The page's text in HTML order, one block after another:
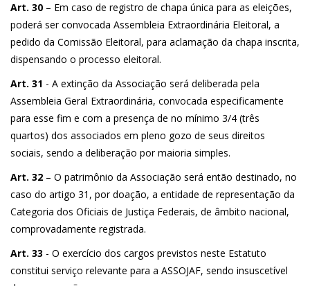
Art. 30 – Em caso de registro de chapa única para as eleições,
poderá ser convocada Assembleia Extraordinária Eleitoral, a
pedido da Comissão Eleitoral, para aclamação da chapa inscrita,
dispensando o processo eleitoral.
Art. 31 - A extinção da Associação será deliberada pela
Assembleia Geral Extraordinária, convocada especificamente
para esse fim e com a presença de no mínimo 3/4 (três
quartos) dos associados em pleno gozo de seus direitos
sociais, sendo a deliberação por maioria simples.
Art. 32 – O patrimônio da Associação será então destinado, no
caso do artigo 31, por doação, a entidade de representação da
Categoria dos Oficiais de Justiça Federais, de âmbito nacional,
comprovadamente registrada.
Art. 33 - O exercício dos cargos previstos neste Estatuto
constitui serviço relevante para a ASSOJAF, sendo insuscetível